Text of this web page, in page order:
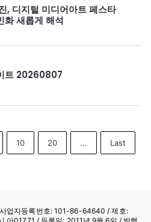
, 디지털 미디어아트 페스타
화 새롭게 해석
트 20260807
10 20 ... Last
사업자등록번호: 101-86-64640 / 제호: